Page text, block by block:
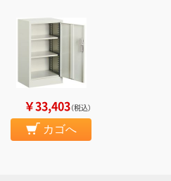
￥33,403（税込）
カゴへ